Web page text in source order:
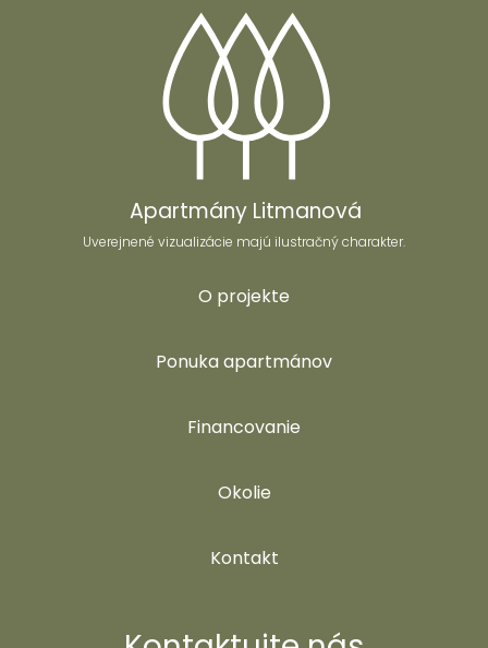
Apartmány Litmanová
Uverejnené vizualizácie majú ilustračný charakter.
O projekte
Ponuka apartmánov
Financovanie
Okolie
Kontakt